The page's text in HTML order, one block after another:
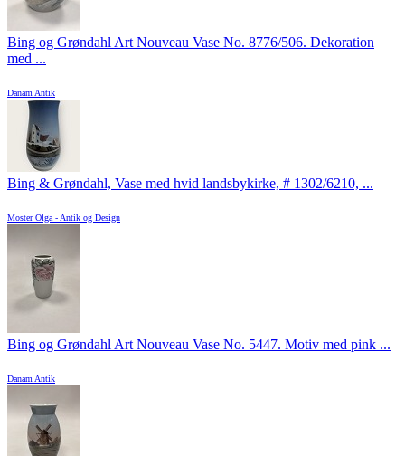
Bing og Grøndahl Art Nouveau Vase No. 8776/506. Dekoration
med ...
Danam Antik
Bing & Grøndahl, Vase med hvid landsbykirke, # 1302/6210, ...
Moster Olga - Antik og Design
Bing og Grøndahl Art Nouveau Vase No. 5447. Motiv med pink ...
Danam Antik